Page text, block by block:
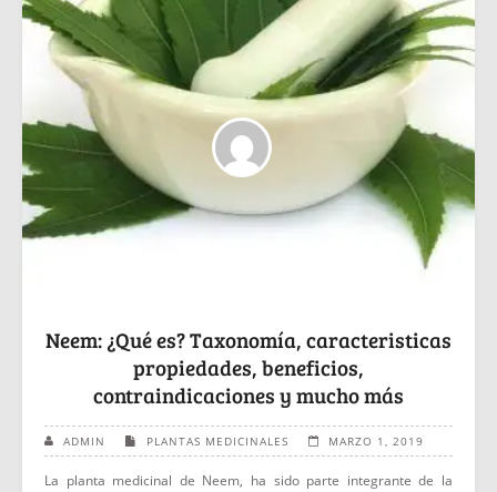
Neem: ¿Qué es? Taxonomía, caracteristicas
propiedades, beneficios,
contraindicaciones y mucho más
ADMIN PLANTAS MEDICINALES MARZO 1, 2019
La planta medicinal de Neem, ha sido parte integrante de la